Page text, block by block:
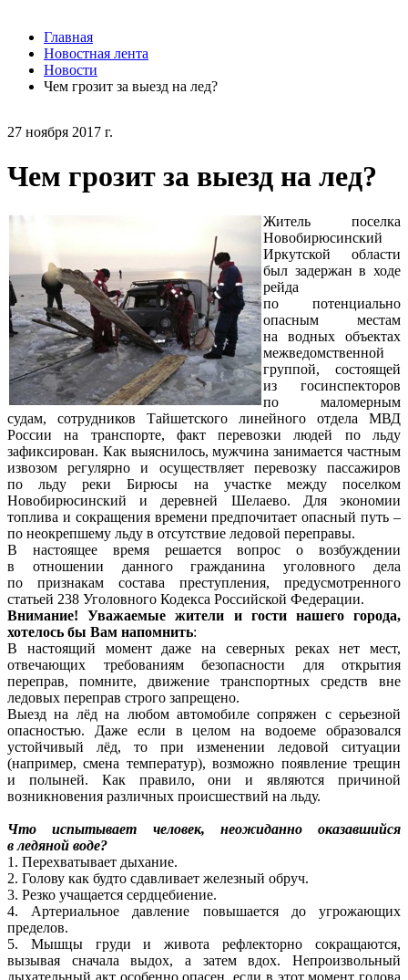
27 ноября 2017 г.
Чем грозит за выезд на лед?
Житель поселка
Новобирюсинский
Иркутской области
был задержан в ходе
рейда
по потенциально
опасным местам
на водных объектах
межведомственной
группой, состоящей
из госинспекторов
по маломерным
судам, сотрудников Тайшетского линейного отдела МВД
России на транспорте, факт перевозки людей по льду
зафиксирован. Как выяснилось, мужчина занимается частным
извозом регулярно и осуществляет перевозку пассажиров
по льду реки Бирюсы на участке между поселком
Новобирюсинский и деревней Шелаево. Для экономии
топлива и сокращения времени предпочитает опасный путь –
по неокрепшему льду в отсутствие ледовой переправы.
В настоящее время решается вопрос о возбуждении
в отношении данного гражданина уголовного дела
по признакам состава преступления, предусмотренного
статьей 238 Уголовного Кодекса Российской Федерации.
Внимание! Уважаемые жители и гости нашего города,
хотелось бы Вам напомнить:
В настоящий момент даже на северных реках нет мест,
отвечающих требованиям безопасности для открытия
переправ, помните, движение транспортных средств вне
ледовых переправ строго запрещено.
Выезд на лёд на любом автомобиле сопряжен с серьезной
опасностью. Даже если в целом на водоеме образовался
устойчивый лёд, то при изменении ледовой ситуации
(например, смена температур), возможно появление трещин
и полыней. Как правило, они и являются причиной
возникновения различных происшествий на льду.
Что испытывает человек, неожиданно оказавшийся
в ледяной воде?
1. Перехватывает дыхание.
2. Голову как будто сдавливает железный обруч.
3. Резко учащается сердцебиение.
4. Артериальное давление повышается до угрожающих
пределов.
5. Мышцы груди и живота рефлекторно сокращаются,
вызывая сначала выдох, а затем вдох. Непроизвольный
дыхательный акт особенно опасен, если в этот момент голова
Главная
Новостная лента
Новости
Чем грозит за выезд на лед?